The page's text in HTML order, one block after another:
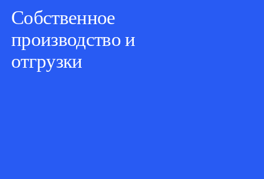
Собственное
производство и
отгрузки